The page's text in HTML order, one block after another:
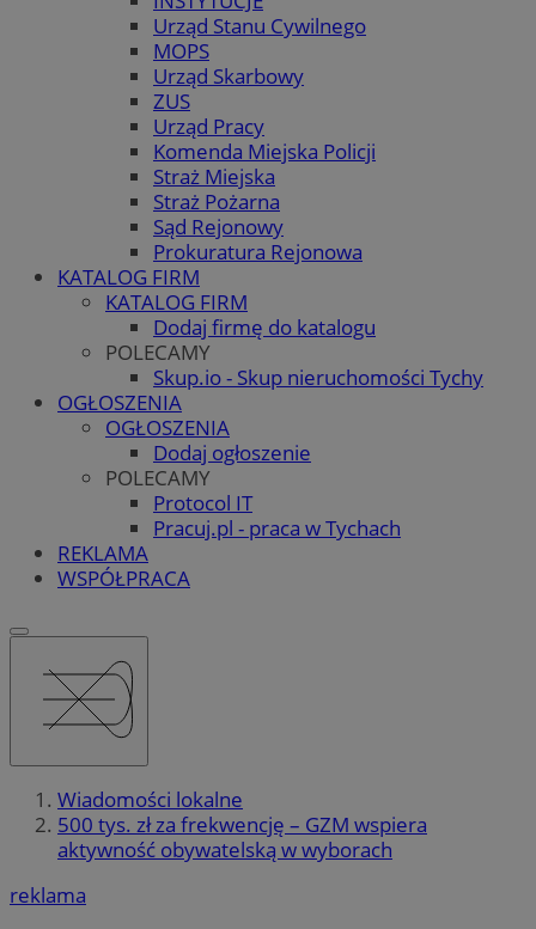
Urząd Stanu Cywilnego
MOPS
Urząd Skarbowy
ZUS
Urząd Pracy
Komenda Miejska Policji
Straż Miejska
Straż Pożarna
Sąd Rejonowy
Prokuratura Rejonowa
KATALOG FIRM
KATALOG FIRM
Dodaj firmę do katalogu
POLECAMY
Skup.io - Skup nieruchomości Tychy
OGŁOSZENIA
OGŁOSZENIA
Dodaj ogłoszenie
POLECAMY
Protocol IT
Pracuj.pl - praca w Tychach
REKLAMA
WSPÓŁPRACA
Wiadomości lokalne
500 tys. zł za frekwencję – GZM wspiera
aktywność obywatelską w wyborach
reklama